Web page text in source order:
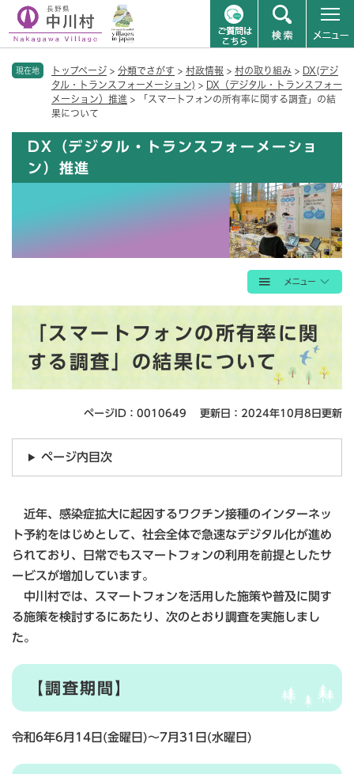
現在地 トップページ > 分類でさがす > 村政情報 > 村の取り組み > DX(デジ
タル・トランスフォーメーション) > DX（デジタル・トランスフォー
メーション）推進 >
「スマートフォンの所有率に関する調査」の結
果について
DX（デジタル・トランスフォーメーショ
ン）推進
「スマートフォンの所有率に関
する調査」の結果について
ページID：0010649 更新日：2024年10月8日更新
ページ内目次
近年、感染症拡大に起因するワクチン接種のインターネッ
ト予約をはじめとして、社会全体で急速なデジタル化が進め
られており、日常でもスマートフォンの利用を前提としたサ
ービスが増加しています。
中川村では、スマートフォンを活用した施策や普及に関す
る施策を検討するにあたり、次のとおり調査を実施しまし
た。
【調査期間】
令和6年6月14日(金曜日)～7月31日(水曜日)